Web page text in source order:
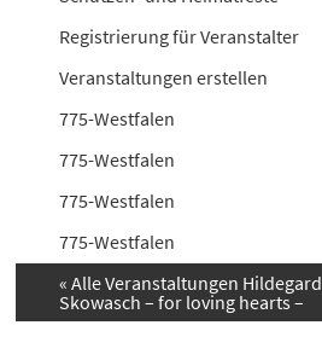
Registrierung für Veranstalter
Veranstaltungen erstellen
775-Westfalen
775-Westfalen
775-Westfalen
775-Westfalen
« Alle Veranstaltungen Hildegard
Skowasch – for loving hearts –